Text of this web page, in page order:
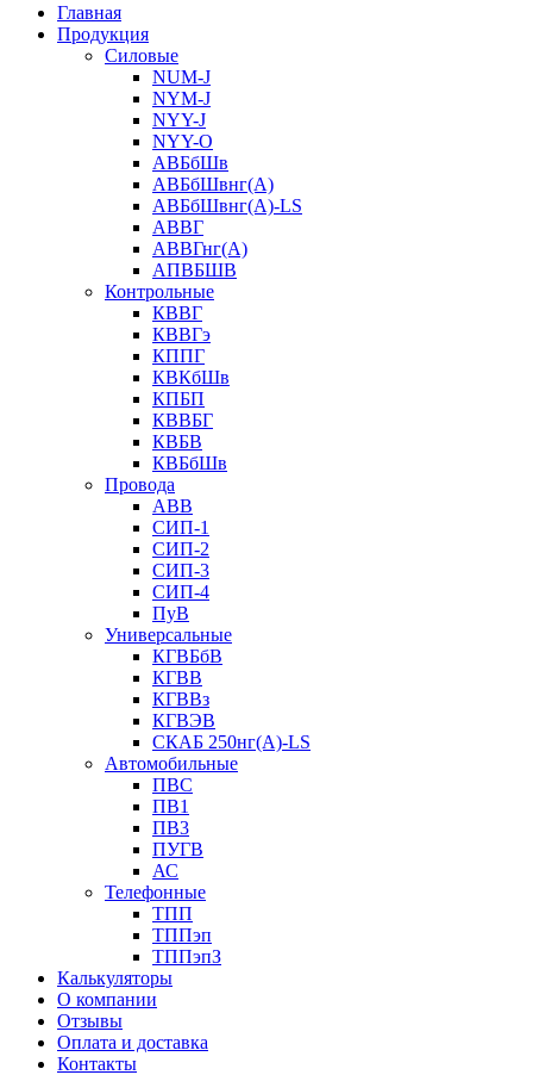
Главная
Продукция
Силовые
NUM-J
NYM-J
NYY-J
NYY-O
АВБбШв
АВБбШвнг(А)
АВБбШвнг(А)-LS
АВВГ
АВВГнг(А)
АПВБШВ
Контрольные
КВВГ
КВВГэ
КППГ
КВКбШв
КПБП
КВВБГ
КВБВ
КВБбШв
Провода
АВВ
СИП-1
СИП-2
СИП-3
СИП-4
ПуВ
Универсальные
КГВБбВ
КГВВ
КГВВз
КГВЭВ
СКАБ 250нг(А)-LS
Автомобильные
ПВС
ПВ1
ПВ3
ПУГВ
АС
Телефонные
ТПП
ТППэп
ТППэпЗ
Калькуляторы
О компании
Отзывы
Оплата и доставка
Контакты